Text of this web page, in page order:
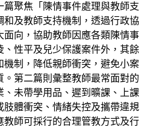
聚焦「陳情事件處理與教師支
及教師支持機制，透過行政協
向，協助教師因應各類陳情事
性平及兒少保護案件外，其餘
制，降低親師衝突，避免小案
第二篇則彙整教師最常面對的
未帶學用品、遲到曠課、上課
肢體衝突、情緒失控及攜帶違規
師可採行的合理管教方式及行